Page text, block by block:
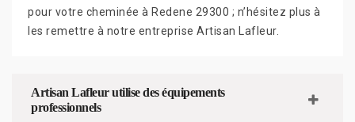
pour votre cheminée à Redene 29300 ; n’hésitez plus à
les remettre à notre entreprise Artisan Lafleur.
Artisan Lafleur utilise des équipements
professionnels